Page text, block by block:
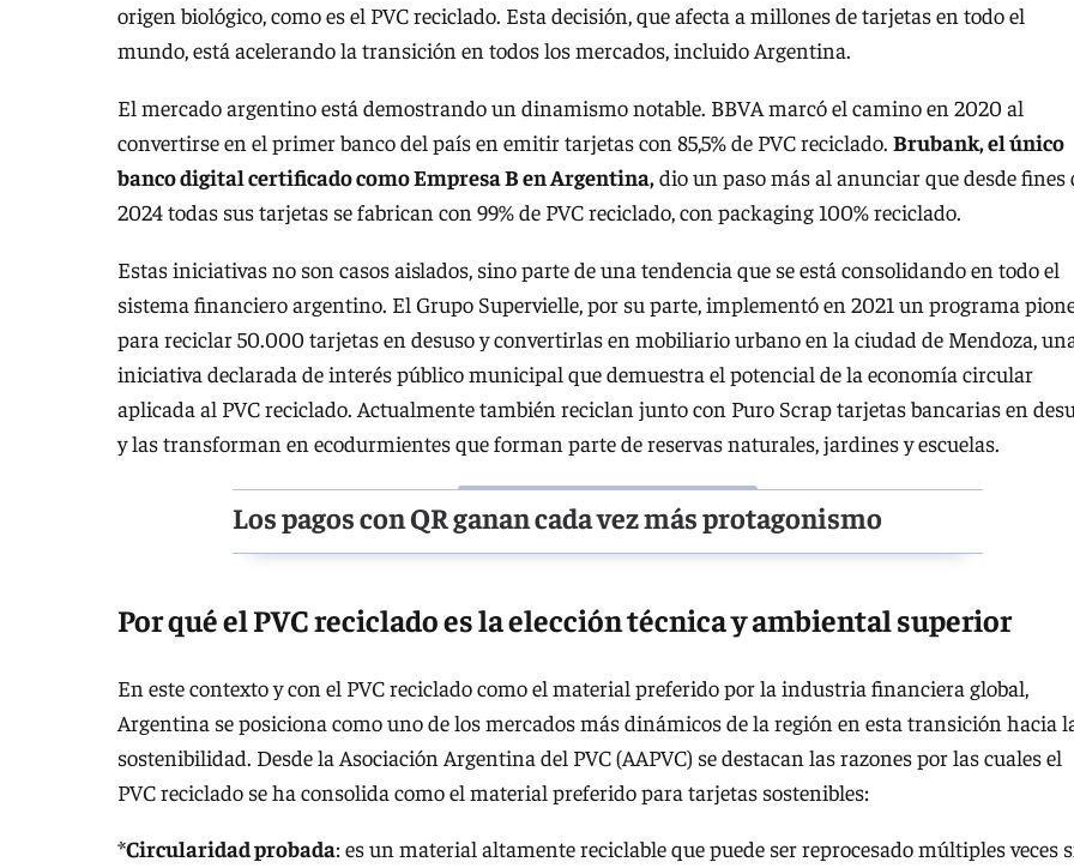
origen biológico, como es el PVC reciclado. Esta decisión, que afecta a millones de tarjetas en todo el
mundo, está acelerando la transición en todos los mercados, incluido Argentina.
El mercado argentino está demostrando un dinamismo notable. BBVA marcó el camino en 2020 al
convertirse en el primer banco del país en emitir tarjetas con 85,5% de PVC reciclado. Brubank, el único
banco digital certificado como Empresa B en Argentina,dio un paso más al anunciar que desde fines
2024 todas sus tarjetas se fabrican con 99% de PVC reciclado, con packaging 100% reciclado.
Estas iniciativas no son casos aislados, sino parte de una tendencia que se está consolidando en todo el
sistema financiero argentino. El Grupo Supervielle, por su parte, implementó en 2021 un programa
para reciclar 50.000 tarjetas en desuso y convertirlas en mobiliario urbano en la ciudad de Mendoza,
iniciativa declarada de interés público municipal que demuestra el potencial de la economía circular
aplicada al PVC reciclado. Actualmente también reciclan junto con Puro Scrap tarjetas bancarias en
y las transforman en ecodurmientes que forman parte de reservas naturales, jardines y escuelas.
Los pagos con QR ganan cada vez más protagonismo
Por qué el PVC reciclado es la elección técnica y ambiental superior
En este contexto y con el PVC reciclado como el material preferido por la industria financiera global,
Argentina se posiciona como uno de los mercados más dinámicos de la región en esta transición hacia
sostenibilidad. Desde la Asociación Argentina del PVC (AAPVC) se destacan las razones por las cuales el
PVC reciclado se ha consolida como el material preferido para tarjetas sostenibles:
*Circularidad probada: es un material altamente reciclable que puede ser reprocesado múltiples veces